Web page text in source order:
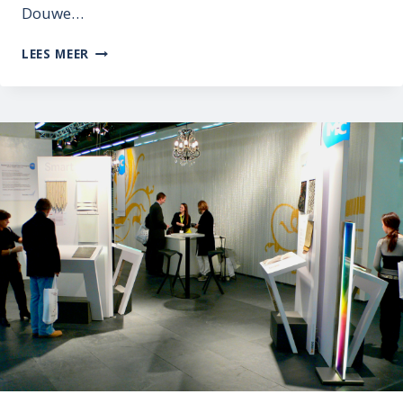
Douwe…
LEES MEER IDEEËN